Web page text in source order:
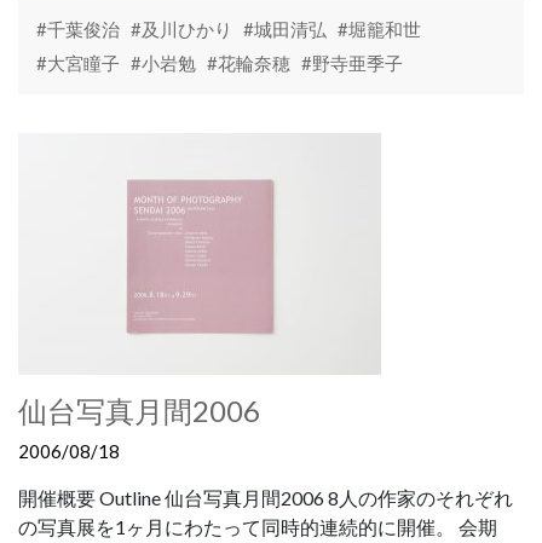
#千葉俊治 #及川ひかり #城田清弘 #堀籠和世
#大宮瞳子 #小岩勉 #花輪奈穂 #野寺亜季子
仙台写真月間2006
2006/08/18
開催概要 Outline 仙台写真月間2006 8人の作家のそれぞれ
の写真展を1ヶ月にわたって同時的連続的に開催。 会期